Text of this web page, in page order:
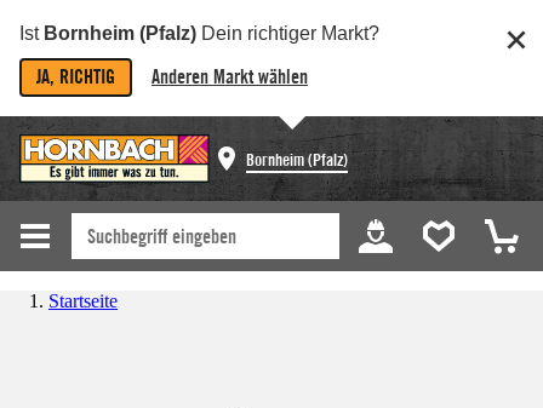
Ist Bornheim (Pfalz) Dein richtiger Markt?
JA, RICHTIG Anderen Markt wählen
Bornheim (Pfalz)
Startseite